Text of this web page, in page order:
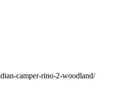
camper-rino-2-woodland/